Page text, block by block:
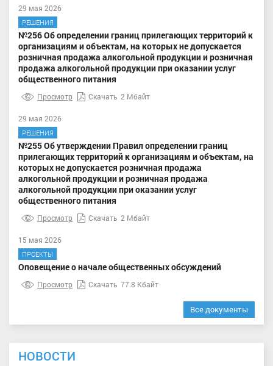
29 мая 2026
РЕШЕНИЯ
№256 Об определении границ прилегающих территорий к
организациям и объектам, на которых не допускается
розничная продажа алкогольной продукции и розничная
продажа алкогольной продукции при оказании услуг
общественного питания
Просмотр Скачать 2 Мбайт
29 мая 2026
РЕШЕНИЯ
№255 Об утверждении Правил определении границ
прилегающих территорий к организациям и объектам, на
которых не допускается розничная продажа
алкогольной продукции и розничная продажа
алкогольной продукции при оказании услуг
общественного питания
Просмотр Скачать 2 Мбайт
15 мая 2026
ПРОЕКТЫ
Оповещение о начале общественных обсуждений
Просмотр Скачать 77.8 Кбайт
Все документы
НОВОСТИ